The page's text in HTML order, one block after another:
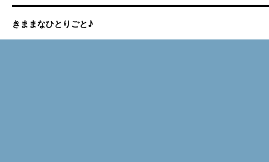
きままなひとりごと♪